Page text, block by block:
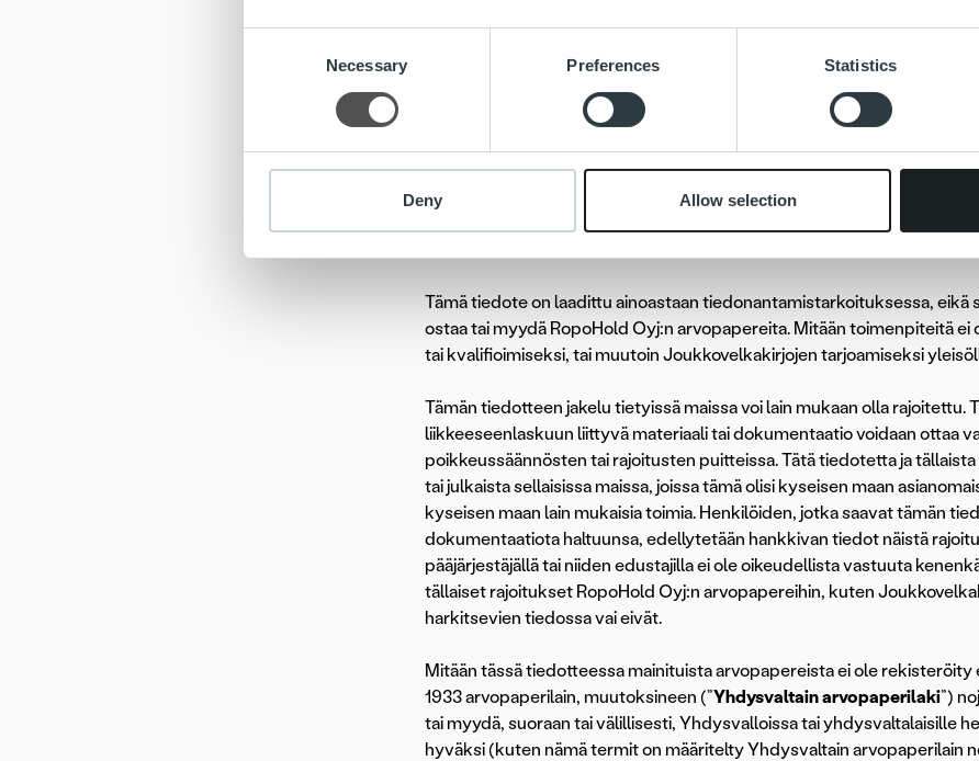
Necessary Preferences Statistics
Deny Allow selection
Keskeiset tiedotusvälineet
www.ropocapital.fi
Tämä tiedote on laadittu ainoastaan tiedonantamistarkoituksessa,
ostaa tai myydä RopoHold Oyj:n arvopapereita. Mitään toimenpiteitä
tai kvalifioimiseksi, tai muutoin Joukkovelkakirjojen tarjoamiseksi
Tämän tiedotteen jakelu tietyissä maissa voi lain mukaan olla rajoitettu.
liikkeeseenlaskuun liittyvä materiaali tai dokumentaatio voidaan ottaa
poikkeussäännösten tai rajoitusten puitteissa. Tätä tiedotetta ja
tai julkaista sellaisissa maissa, joissa tämä olisi kyseisen maan
kyseisen maan lain mukaisia toimia. Henkilöiden, jotka saavat tämän
dokumentaatiota haltuunsa, edellytetään hankkivan tiedot näistä
pääjärjestäjällä tai niiden edustajilla ei ole oikeudellista vastuuta
tällaiset rajoitukset RopoHold Oyj:n arvopapereihin, kuten
harkitsevien tiedossa vai eivät.
Mitään tässä tiedotteessa mainituista arvopapereista ei ole
1933 arvopaperilain, muutoksineen (”Yhdysvaltain arvopaperilaki”)
tai myydä, suoraan tai välillisesti, Yhdysvalloissa tai yhdysvaltalaisille
hyväksi (kuten nämä termit on määritelty Yhdysvaltain arvopaperilain